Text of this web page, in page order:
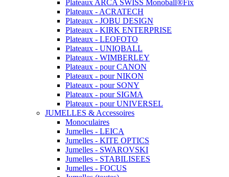
Plateaux ARCA SWISS Monoball®Fix
Plateaux - ACRATECH
Plateaux - JOBU DESIGN
Plateaux - KIRK ENTERPRISE
Plateaux - LEOFOTO
Plateaux - UNIQBALL
Plateaux - WIMBERLEY
Plateaux - pour CANON
Plateaux - pour NIKON
Plateaux - pour SONY
Plateaux - pour SIGMA
Plateaux - pour UNIVERSEL
JUMELLES & Accessoires
Monoculaires
Jumelles - LEICA
Jumelles - KITE OPTICS
Jumelles - SWAROVSKI
Jumelles - STABILISEES
Jumelles - FOCUS